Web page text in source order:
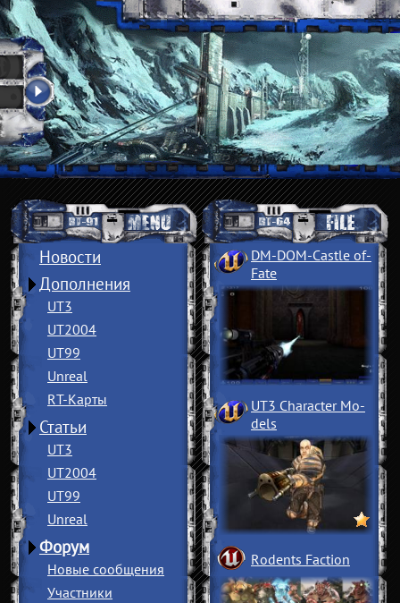
Новости
Дополнения
UT3
UT2004
UT99
Unreal
RT-Карты
Статьи
UT3
UT2004
UT99
Unreal
Форум
Новые сообщения
Участники
DM-DOM-Castle of­
Fate
UT3 Character Mo­
dels
Rodents Faction